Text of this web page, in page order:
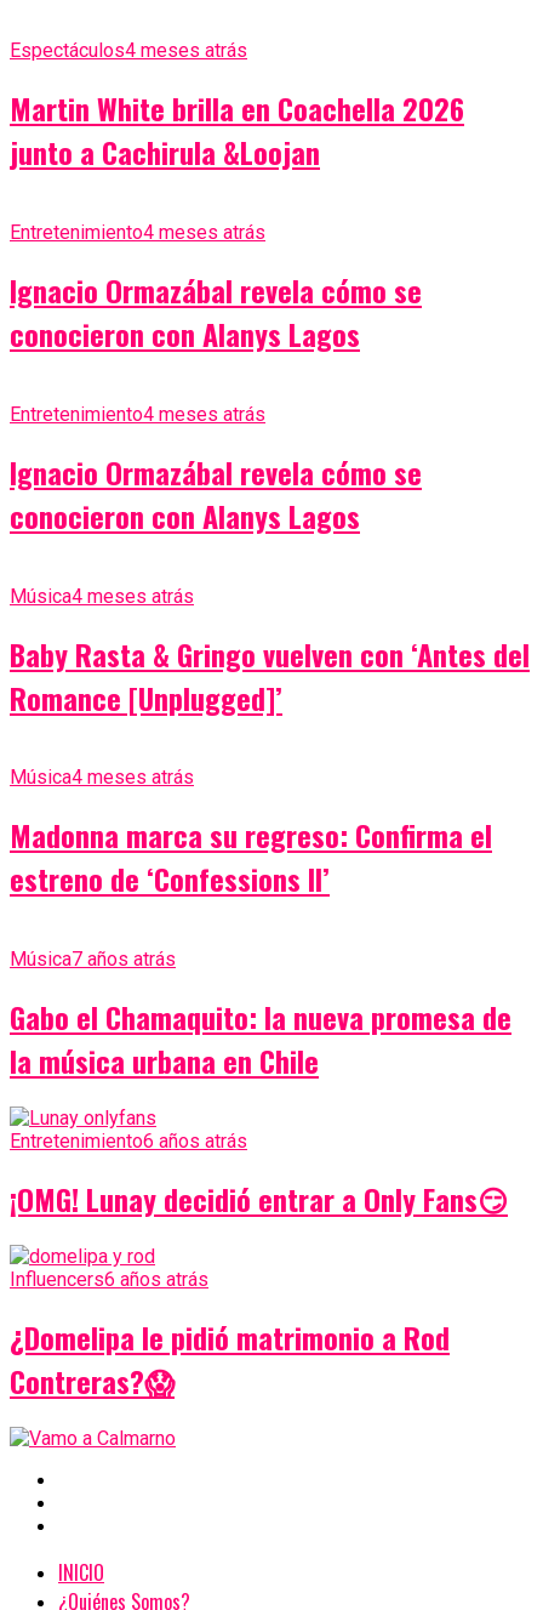
Espectáculos4 meses atrás
Martin White brilla en Coachella 2026
junto a Cachirula &Loojan
Entretenimiento4 meses atrás
Ignacio Ormazábal revela cómo se
conocieron con Alanys Lagos
Entretenimiento4 meses atrás
Ignacio Ormazábal revela cómo se
conocieron con Alanys Lagos
Música4 meses atrás
Baby Rasta & Gringo vuelven con ‘Antes del
Romance [Unplugged]’
Música4 meses atrás
Madonna marca su regreso: Confirma el
estreno de ‘Confessions II’
Música7 años atrás
Gabo el Chamaquito: la nueva promesa de
la música urbana en Chile
Entretenimiento6 años atrás
¡OMG! Lunay decidió entrar a Only Fans😏
Influencers6 años atrás
¿Domelipa le pidió matrimonio a Rod
Contreras?😱
INICIO
¿Quiénes Somos?